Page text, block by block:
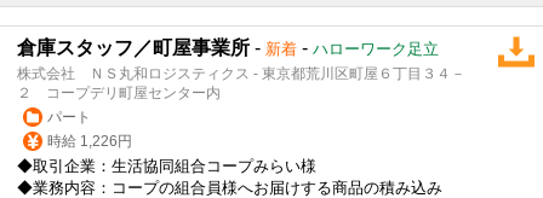
倉庫スタッフ／町屋事業所 - 新着 - ハローワーク足立
株式会社 ＮＳ丸和ロジスティクス - 東京都荒川区町屋６丁目３４－
２ コープデリ町屋センター内
パート
時給 1,226円
◆取引企業：生活協同組合コープみらい様
◆業務内容：コープの組合員様へお届けする商品の積み込み